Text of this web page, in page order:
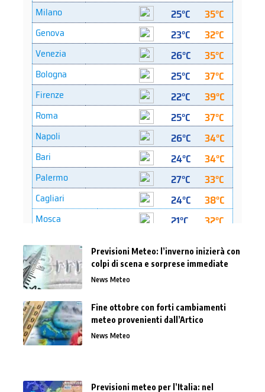
Previsioni Meteo: l’inverno inizierà con
colpi di scena e sorprese immediate
News Meteo
Fine ottobre con forti cambiamenti
meteo provenienti dall’Artico
News Meteo
Previsioni meteo per l’Italia: nel